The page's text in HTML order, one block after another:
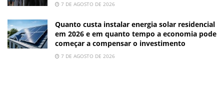
7 DE AGOSTO DE 2026
Quanto custa instalar energia solar residencial
em 2026 e em quanto tempo a economia pode
começar a compensar o investimento
7 DE AGOSTO DE 2026